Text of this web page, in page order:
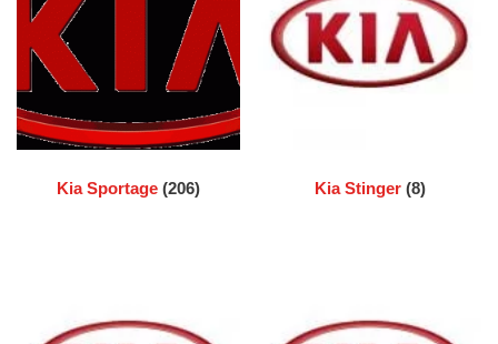
Kia Sportage (206) Kia Stinger (8)